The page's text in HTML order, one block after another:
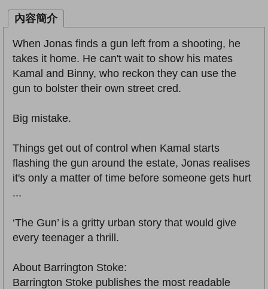
內容簡介
When Jonas finds a gun left from a shooting, he
takes it home. He can't wait to show his mates
Kamal and Binny, who reckon they can use the
gun to bolster their own street cred.
Big mistake.
Things get out of control when Kamal starts
flashing the gun around the estate, Jonas realises
it's only a matter of time before someone gets hurt
...
‘The Gun’ is a gritty urban story that would give
every teenager a thrill.
About Barrington Stoke:
Barrington Stoke publishes the most readable